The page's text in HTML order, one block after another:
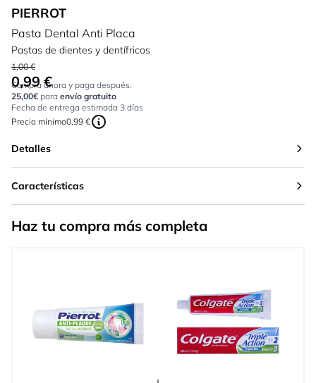
PIERROT
Pasta Dental Anti Placa
Pastas de dientes y dentífricos
1,00 €
Tan bajo como:
0,99 €
Compra ahora y paga después.
25,00€ para envío gratuito
Fecha de entrega estimada 3 días
Precio mínimo0,99 €
Detalles
Características
Haz tu compra más completa